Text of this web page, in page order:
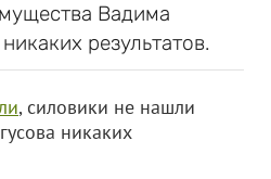
Вадима
результатов.
, силовики не нашли
никаких